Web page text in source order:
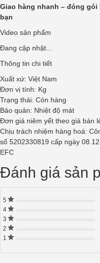
Giao hàng nhanh – đóng
bạn
Video sản phẩm
Đang cập nhật...
Thông tin chi tiết
Xuất xứ: Việt Nam
Đơn vị tính: Kg
Trạng thái: Còn hàng
Bảo quản: Nhiệt độ mát
Đơn giá niêm yết theo giá bán
Chịu trách nhiệm hàng hoá:
số 5202330819 cấp ngày
EFC
Đánh giá sản
5
4
3
2
1